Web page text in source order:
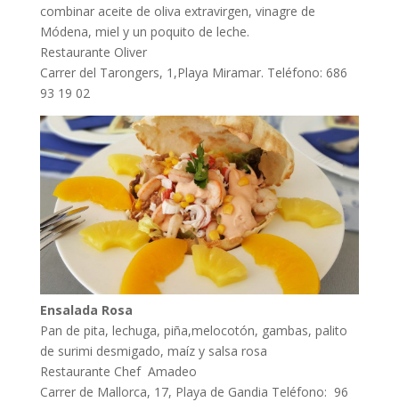
combinar aceite de oliva extravirgen, vinagre de
Módena, miel y un poquito de leche.
Restaurante Oliver
Carrer del Tarongers, 1,Playa Miramar. Teléfono: 686
93 19 02
Ensalada Rosa
Pan de pita, lechuga, piña,melocotón, gambas, palito
de surimi desmigado, maíz y salsa rosa
Restaurante Chef Amadeo
Carrer de Mallorca, 17, Playa de Gandia Teléfono: 96